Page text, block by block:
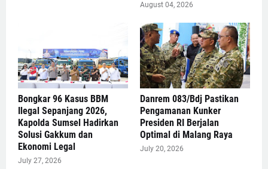
August 04, 2026
Bongkar 96 Kasus BBM
Ilegal Sepanjang 2026,
Kapolda Sumsel Hadirkan
Solusi Gakkum dan
Ekonomi Legal
July 27, 2026
Danrem 083/Bdj Pastikan
Pengamanan Kunker
Presiden RI Berjalan
Optimal di Malang Raya
July 20, 2026